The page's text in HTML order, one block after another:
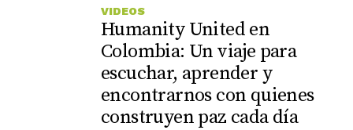
VIDEOS
Humanity United en
Colombia: Un viaje para
escuchar, aprender y
encontrarnos con quienes
construyen paz cada día